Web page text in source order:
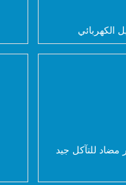
مضاد للتآكل جيد